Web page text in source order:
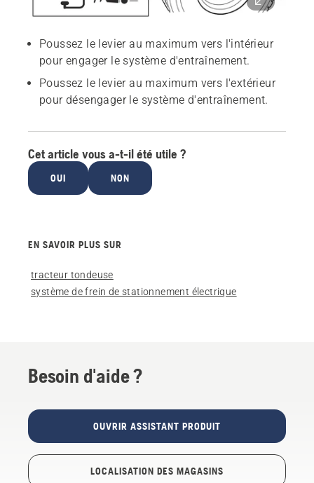
Poussez le levier au maximum vers l'intérieur
pour engager le système d'entraînement.
Poussez le levier au maximum vers l'extérieur
pour désengager le système d'entraînement.
Cet article vous a-t-il été utile ?
OUI NON
EN SAVOIR PLUS SUR
tracteur tondeuse
système de frein de stationnement électrique
Besoin d'aide ?
OUVRIR ASSISTANT PRODUIT
LOCALISATION DES MAGASINS